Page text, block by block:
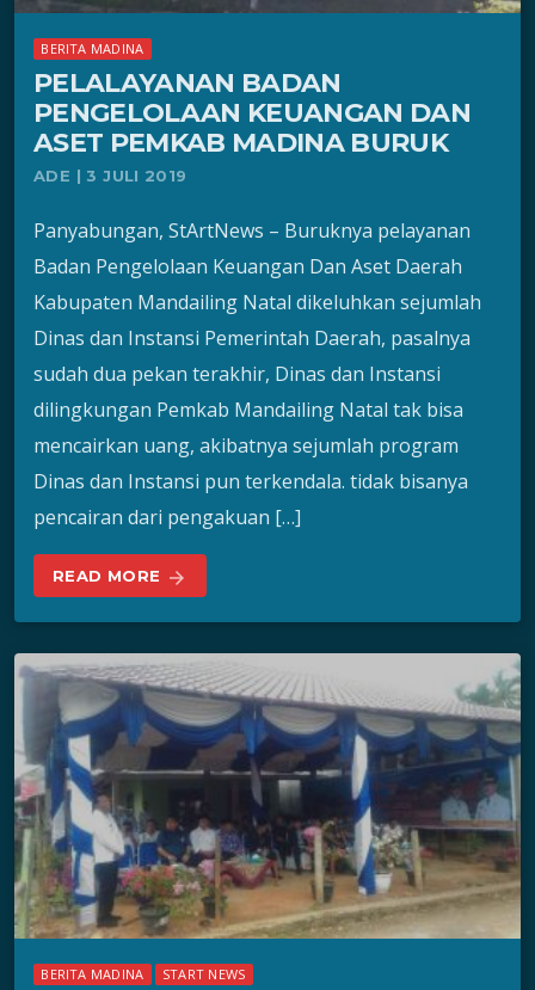
BERITA MADINA
PELALAYANAN BADAN
PENGELOLAAN KEUANGAN DAN
ASET PEMKAB MADINA BURUK
ADE | 3 JULI 2019
Panyabungan, StArtNews – Buruknya pelayanan
Badan Pengelolaan Keuangan Dan Aset Daerah
Kabupaten Mandailing Natal dikeluhkan sejumlah
Dinas dan Instansi Pemerintah Daerah, pasalnya
sudah dua pekan terakhir, Dinas dan Instansi
dilingkungan Pemkab Mandailing Natal tak bisa
mencairkan uang, akibatnya sejumlah program
Dinas dan Instansi pun terkendala. tidak bisanya
pencairan dari pengakuan […]
READ MORE arrow_forward
BERITA MADINA START NEWS